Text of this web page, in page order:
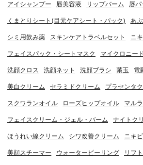
アイシャンプー 唇美容液 リップバーム 唇パ
くまとりシート(目元ケアシート・パック) あ
シミ用飲み薬 スキンケアトラベルセット ニ
フェイスパック・シートマスク マイクロニー
洗顔クロス 洗顔ネット 洗顔ブラシ 繭玉 電
美白クリーム セラミドクリーム プラセンタ
スクワランオイル ローズヒップオイル マル
フェイスクリーム・ジェル・バーム ナイトク
ほうれい線クリーム シワ改善クリーム ニキ
美顔スチーマー ウォーターピーリング リフ